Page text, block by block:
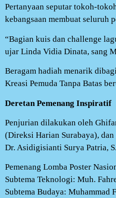
Pertanyaan seputar tokoh-
kebangsaan membuat seluruh
“Bagian kuis dan challenge
ujar Linda Vidia Dinata, sang
Beragam hadiah menarik
Kreasi Pemuda Tanpa Batas
Deretan Pemenang Inspiratif
Penjurian dilakukan oleh
(Direksi Harian Surabaya),
Dr. Asidigisianti Surya Patria,
Pemenang Lomba Poster
Subtema Teknologi: Muh.
Subtema Budaya: